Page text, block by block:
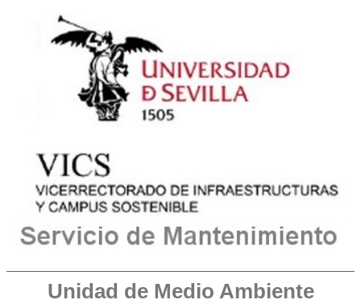
Unidad de Medio Ambiente